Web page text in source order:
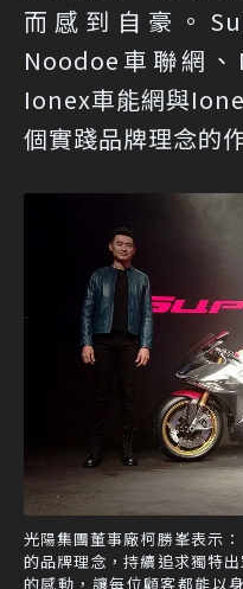
而感到自豪。
Noodoe車聯網
Ionex車能網與
個實踐品牌理念的作
光陽集團董事廠柯勝峯表示
的品牌理念，持續追求獨特
的感動，讓每位顧客都能以